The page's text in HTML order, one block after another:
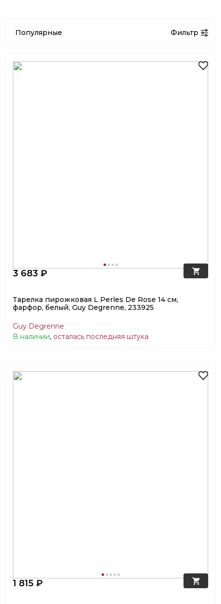
Популярные Фильтр
3 683 ₽
Тарелка пирожковая L Perles De Rose 14 см,
фарфор, белый, Guy Degrenne, 233925
Guy Degrenne
В наличии, осталась последняя штука
1 815 ₽